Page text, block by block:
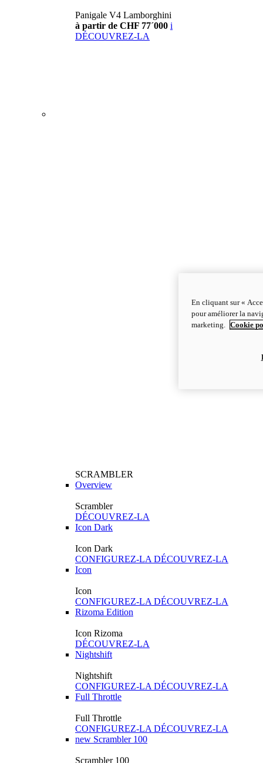
Panigale V4 Lamborghini
à partir de CHF 77´000 i
DÉCOUVREZ-LA
SCRAMBLER
Overview
Scrambler
DÉCOUVREZ-LA
Icon Dark
Icon Dark
CONFIGUREZ-LA DÉCOUVREZ-LA
Icon
Icon
CONFIGUREZ-LA DÉCOUVREZ-LA
Rizoma Edition
Icon Rizoma
DÉCOUVREZ-LA
Nightshift
Nightshift
CONFIGUREZ-LA DÉCOUVREZ-LA
Full Throttle
Full Throttle
CONFIGUREZ-LA DÉCOUVREZ-LA
new Scrambler 100
Scrambler 100
En cliquant sur «
pour améliorer la
marketing.
Cookie